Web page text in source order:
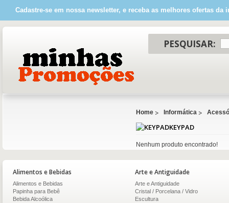
Cadastre-se em nossa newsletter, e receba as melhores ofertas da
PESQUISAR:
Home Informática
KEYPAD
Nenhum produto encontrado!
Alimentos e Bebidas
Alimentos e Bebidas
Papinha para Bebê
Bebida Alcoólica
Arte e Antiguidade
Arte e Antiguidade
Cristal / Porcelana / Vidro
Escultura